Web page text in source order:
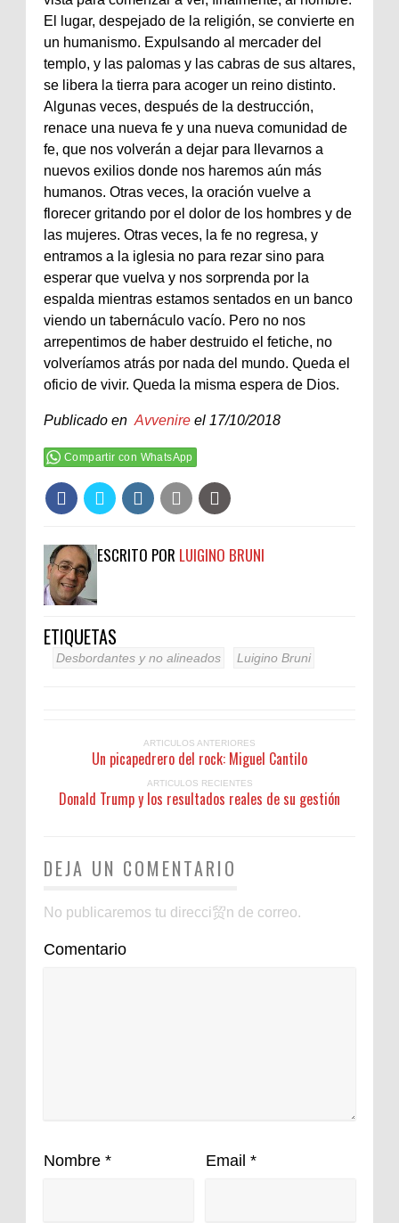
El lugar, despejado de la religión, se convierte en
un humanismo. Expulsando al mercader del
templo, y las palomas y las cabras de sus altares,
se libera la tierra para acoger un reino distinto.
Algunas veces, después de la destrucción,
renace una nueva fe y una nueva comunidad de
fe, que nos volverán a dejar para llevarnos a
nuevos exilios donde nos haremos aún más
humanos. Otras veces, la oración vuelve a
florecer gritando por el dolor de los hombres y de
las mujeres. Otras veces, la fe no regresa, y
entramos a la iglesia no para rezar sino para
esperar que vuelva y nos sorprenda por la
espalda mientras estamos sentados en un banco
viendo un tabernáculo vacío. Pero no nos
arrepentimos de haber destruido el fetiche, no
volveríamos atrás por nada del mundo. Queda el
oficio de vivir. Queda la misma espera de Dios.
Publicado en Avvenire el 17/10/2018
Compartir con WhatsApp
ESCRITO POR LUIGINO BRUNI
ETIQUETAS
Desbordantes y no alineados Luigino Bruni
ARTICULOS ANTERIORES
Un picapedrero del rock: Miguel Cantilo
ARTICULOS RECIENTES
Donald Trump y los resultados reales de su gestión
DEJA UN COMENTARIO
No publicaremos tu direcci贸n de correo.
Comentario
Nombre * Email *